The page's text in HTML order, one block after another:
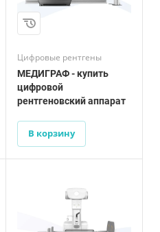
Цифровые рентгены
МЕДИГРАФ - купить
цифровой
рентгеновский аппарат
В корзину